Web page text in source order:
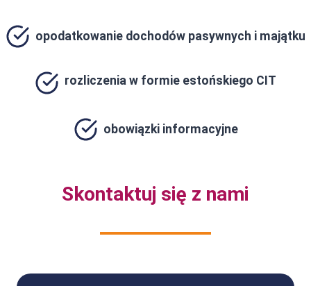
opodatkowanie dochodów pasywnych i majątku
rozliczenia w formie estońskiego CIT
obowiązki informacyjne
Skontaktuj się z nami